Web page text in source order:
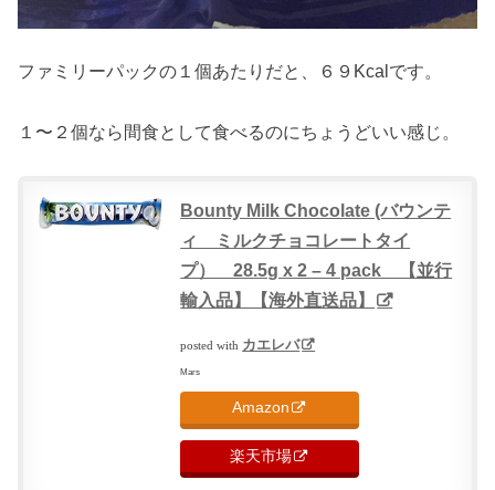
ファミリーパックの１個あたりだと、６９Kcalです。
１〜２個なら間食として食べるのにちょうどいい感じ。
Bounty Milk Chocolate (バウンテ
ィ ミルクチョコレートタイ
プ） 28.5g x 2 – 4 pack 【並行
輸入品】【海外直送品】
posted with カエレバ
Mars
Amazon
楽天市場